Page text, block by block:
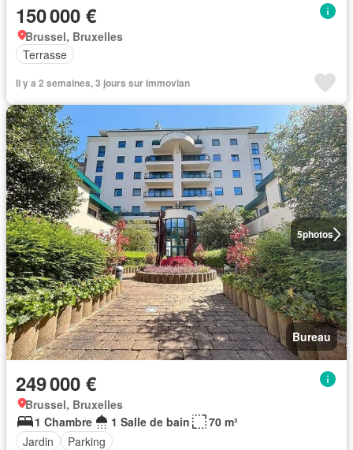
150 000 €
Brussel, Bruxelles
Terrasse
Il y a 2 semaines, 3 jours sur Immovlan
5photos
Bureau
249 000 €
Brussel, Bruxelles
1 Chambre
1 Salle de bain
70 m²
Jardin
Parking